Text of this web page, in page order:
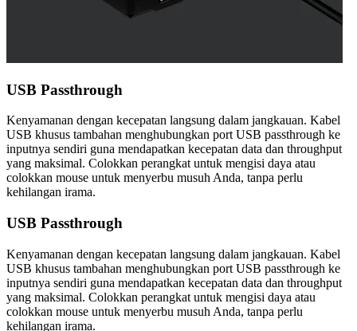
USB Passthrough
Kenyamanan dengan kecepatan langsung dalam jangkauan. Kabel
USB khusus tambahan menghubungkan port USB passthrough ke
inputnya sendiri guna mendapatkan kecepatan data dan throughput
yang maksimal. Colokkan perangkat untuk mengisi daya atau
colokkan mouse untuk menyerbu musuh Anda, tanpa perlu
kehilangan irama.
USB Passthrough
Kenyamanan dengan kecepatan langsung dalam jangkauan. Kabel
USB khusus tambahan menghubungkan port USB passthrough ke
inputnya sendiri guna mendapatkan kecepatan data dan throughput
yang maksimal. Colokkan perangkat untuk mengisi daya atau
colokkan mouse untuk menyerbu musuh Anda, tanpa perlu
kehilangan irama.